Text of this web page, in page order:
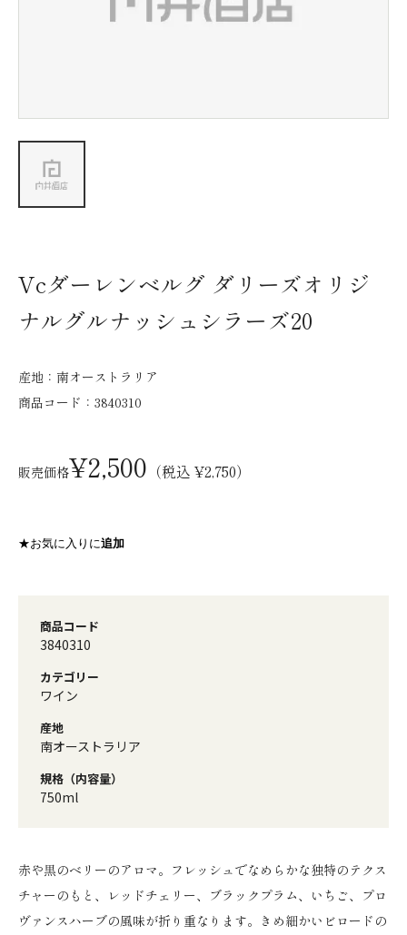
Vcダーレンベルグ ダリーズオリジ
ナルグルナッシュシラーズ20
産地： 南オーストラリア
商品コード： 3840310
販売価格¥2,500 （税込 ¥2,750）
★お気に入りに追加
商品コード
3840310
カテゴリー
ワイン
産地
南オーストラリア
規格（内容量）
750ml
赤や黒のベリーのアロマ。フレッシュでなめらかな独特のテクス
チャーのもと、レッドチェリー、ブラックプラム、いちご、プロ
ヴァンスハーブの風味が折り重なります。きめ細かいビロードの